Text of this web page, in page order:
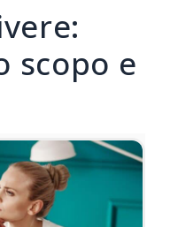
scopo e